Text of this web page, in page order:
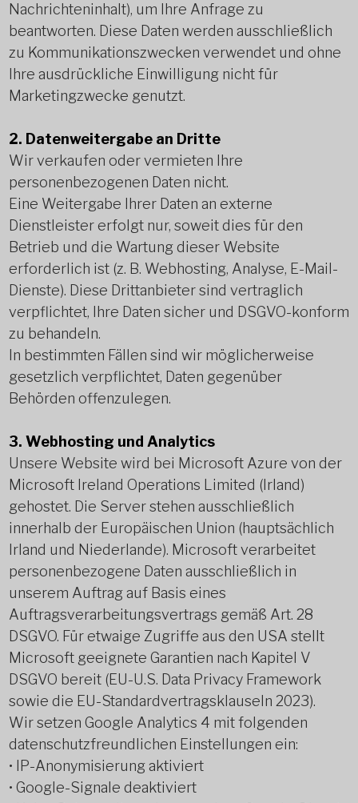
Nachrichteninhalt), um Ihre Anfrage zu
beantworten. Diese Daten werden ausschließlich
zu Kommunikationszwecken verwendet und ohne
Ihre ausdrückliche Einwilligung nicht für
Marketingzwecke genutzt.
2. Datenweitergabe an Dritte
Wir verkaufen oder vermieten Ihre
personenbezogenen Daten nicht.
Eine Weitergabe Ihrer Daten an externe
Dienstleister erfolgt nur, soweit dies für den
Betrieb und die Wartung dieser Website
erforderlich ist (z. B. Webhosting, Analyse, E-Mail-
Dienste). Diese Drittanbieter sind vertraglich
verpflichtet, Ihre Daten sicher und DSGVO-konform
zu behandeln.
In bestimmten Fällen sind wir möglicherweise
gesetzlich verpflichtet, Daten gegenüber
Behörden offenzulegen.
3. Webhosting und Analytics
Unsere Website wird bei Microsoft Azure von der
Microsoft Ireland Operations Limited (Irland)
gehostet. Die Server stehen ausschließlich
innerhalb der Europäischen Union (hauptsächlich
Irland und Niederlande). Microsoft verarbeitet
personenbezogene Daten ausschließlich in
unserem Auftrag auf Basis eines
Auftragsverarbeitungsvertrags gemäß Art. 28
DSGVO. Für etwaige Zugriffe aus den USA stellt
Microsoft geeignete Garantien nach Kapitel V
DSGVO bereit (EU-U.S. Data Privacy Framework
sowie die EU-Standardvertragsklauseln 2023).
Wir setzen Google Analytics 4 mit folgenden
datenschutzfreundlichen Einstellungen ein:
• IP-Anonymisierung aktiviert
• Google-Signale deaktiviert